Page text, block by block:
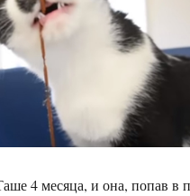
4 месяца, и она, попав в